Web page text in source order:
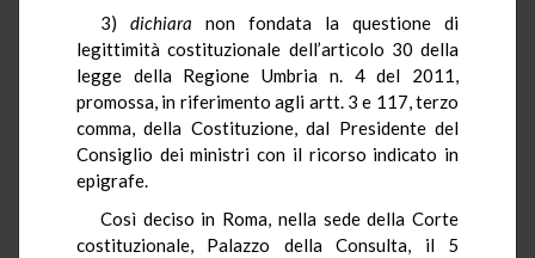
3) dichiara non fondata la questione di
legittimità costituzionale dell’articolo 30 della
legge della Regione Umbria n. 4 del 2011,
promossa, in riferimento agli artt. 3 e 117, terzo
comma, della Costituzione, dal Presidente del
Consiglio dei ministri con il ricorso indicato in
epigrafe.
Così deciso in Roma, nella sede della Corte
costituzionale, Palazzo della Consulta, il 5